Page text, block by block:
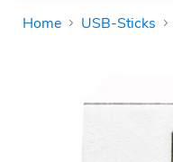
Home USB-Sticks